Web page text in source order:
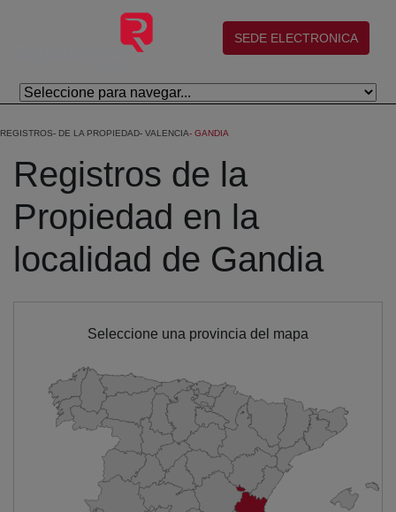
Saltar al contenido principal
(abre en nueva ventana)
SEDE ELECTRONICA
REGISTROS DE LA PROPIEDAD VALENCIA GANDIA
Registros de la
Propiedad en la
localidad de Gandia
Seleccione una provincia del mapa